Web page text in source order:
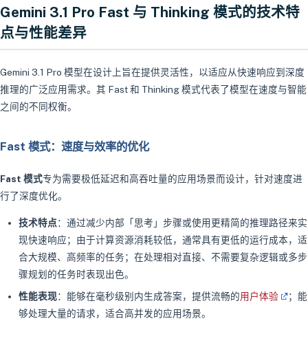
Gemini 3.1 Pro Fast 与 Thinking 模式的技术特
点与性能差异
Gemini 3.1 Pro 模型在设计上旨在提供灵活性，以适应从快速响应到深度
推理的广泛应用需求。其 Fast 和 Thinking 模式代表了模型在速度与智能
之间的不同权衡。
Fast 模式：速度与效率的优化
Fast 模式专为需要极低延迟和高吞吐量的应用场景而设计，针对速度进
行了深度优化。
技术特点：通过减少内部「思考」步骤或使用更精简的推理路径来实
现快速响应；由于计算资源消耗较低，通常具有更低的运行成本，适
合大规模、高频率的任务；在处理相对直接、不需要复杂逻辑或多步
骤规划的任务时表现出色。
性能表现：能够在毫秒级别内生成答案，提供流畅的用户体验
；能
够处理大量的请求，适合高并发的应用场景。